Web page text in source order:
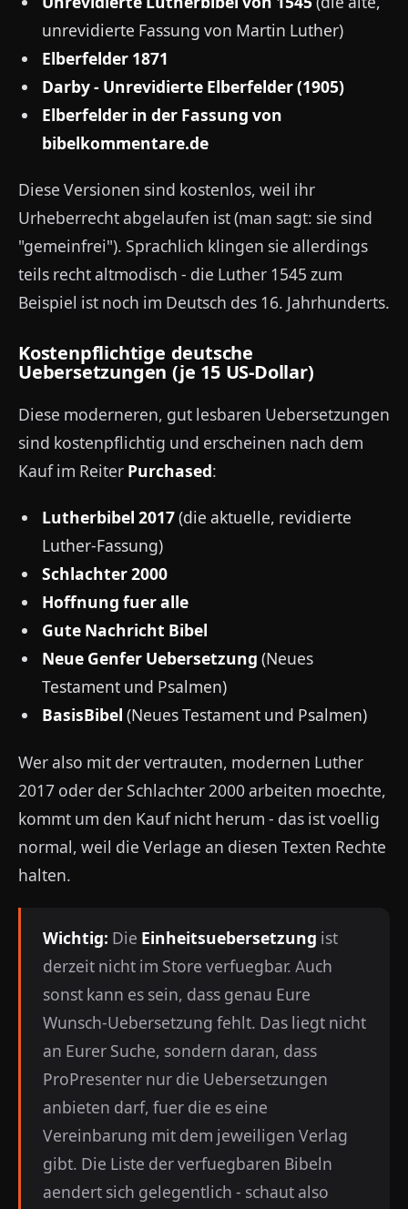
unrevidierte Fassung von Martin Luther)
Elberfelder 1871
Darby - Unrevidierte Elberfelder (1905)
Elberfelder in der Fassung von
bibelkommentare.de
Diese Versionen sind kostenlos, weil ihr
Urheberrecht abgelaufen ist (man sagt: sie sind
"gemeinfrei"). Sprachlich klingen sie allerdings
teils recht altmodisch - die Luther 1545 zum
Beispiel ist noch im Deutsch des 16. Jahrhunderts.
Kostenpflichtige deutsche
Uebersetzungen (je 15 US-Dollar)
Diese moderneren, gut lesbaren Uebersetzungen
sind kostenpflichtig und erscheinen nach dem
Kauf im Reiter Purchased:
Lutherbibel 2017(die aktuelle, revidierte
Luther-Fassung)
Schlachter 2000
Hoffnung fuer alle
Gute Nachricht Bibel
Neue Genfer Uebersetzung (Neues
Testament und Psalmen)
BasisBibel (Neues Testament und Psalmen)
Wer also mit der vertrauten, modernen Luther
2017 oder der Schlachter 2000 arbeiten moechte,
kommt um den Kauf nicht herum - das ist voellig
normal, weil die Verlage an diesen Texten Rechte
halten.
Wichtig: Die Einheitsuebersetzung ist
derzeit nicht im Store verfuegbar. Auch
sonst kann es sein, dass genau Eure
Wunsch-Uebersetzung fehlt. Das liegt nicht
an Eurer Suche, sondern daran, dass
ProPresenter nur die Uebersetzungen
anbieten darf, fuer die es eine
Vereinbarung mit dem jeweiligen Verlag
gibt. Die Liste der verfuegbaren Bibeln
aendert sich gelegentlich - schaut also